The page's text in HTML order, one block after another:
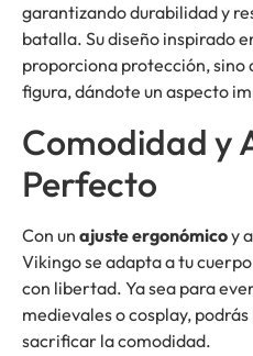
garantizando durabilidad y
batalla. Su diseño inspirado
proporciona protección, sino
figura, dándote un aspecto
Comodidad y
Perfecto
Con un ajuste ergonómicoy
Vikingo se adapta a tu
con libertad. Ya sea para
medievales o cosplay,
sacrificar la comodidad.